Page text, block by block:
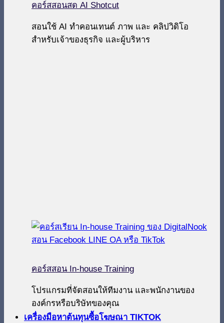
คอร์สสอนสด AI Shotcut
สอนใช้ AI ทำคอนเทนต์ ภาพ และ คลิปวิดิโอ
สำหรับเจ้าของธุรกิจ และผู้บริหาร
คอร์สสอน In-house Training
โปรแกรมที่จัดสอนให้ทีมงาน และพนักงานของ
องค์กรหรือบริษัทของคุณ
เครื่องมือหาต้นทุนซื้อโฆษณา TIKTOK